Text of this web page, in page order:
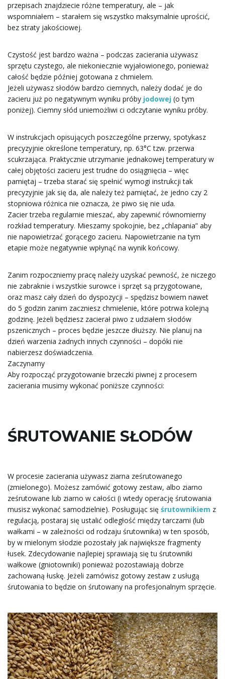
przepisach znajdziecie różne temperatury, ale – jak
wspomniałem – starałem się wszystko maksymalnie uprościć,
bez straty jakościowej.
Czystość jest bardzo ważna – podczas zacierania używasz
sprzętu czystego, ale niekoniecznie wyjałowionego, ponieważ
całość będzie później gotowana z chmielem.
Jeżeli używasz słodów bardzo ciemnych, należy dodać je do
zacieru już po negatywnym wyniku próby jodowej (o tym
poniżej). Ciemny słód uniemożliwi ci odczytanie wyniku próby.
W instrukcjach opisujących poszczególne przerwy, spotykasz
precyzyjnie określone temperatury, np. 63°C tzw. przerwa
scukrzająca. Praktycznie utrzymanie jednakowej temperatury w
całej objętości zacieru jest trudne do osiągnięcia – więc
pamiętaj – trzeba starać się spełnić wymogi instrukcji tak
precyzyjnie jak się da, ale należy też pamiętać, że jedno czy 2
stopniowa różnica nie oznacza, że piwo się nie uda.
Zacier trzeba regularnie mieszać, aby zapewnić równomierny
rozkład temperatury. Mieszamy spokojnie, bez „chlapania” aby
nie napowietrzać gorącego zacieru. Napowietrzanie na tym
etapie może negatywnie wpłynąć na wynik końcowy.
Zanim rozpoczniemy pracę należy uzyskać pewność, że niczego
nie zabraknie i wszystkie surowce i sprzęt są przygotowane,
oraz masz cały dzień do dyspozycji – spędzisz bowiem nawet
do 5 godzin zanim zaczniesz chmielenie, które potrwa kolejną
godzinę. Jeżeli będziesz zacierał piwo z udziałem słodów
pszenicznych – proces będzie jeszcze dłuższy. Nie planuj na
dzień warzenia żadnych innych czynności – dopóki nie
nabierzesz doświadczenia.
Zaczynamy
Aby rozpocząć przygotowanie brzeczki piwnej z procesem
zacierania musimy wykonać poniższe czynności:
ŚRUTOWANIE SŁODÓW
W procesie zacierania używasz ziarna ześrutowanego
(zmielonego). Możesz zamówić gotowy zestaw, albo ziarno
ześrutowane lub ziarno w całości (i wtedy operację śrutowania
musisz wykonać samodzielnie). Posługując się śrutownikiem z
regulacją, postaraj się ustalić odległość między tarczami (lub
wałkami – w zależności od rodzaju śrutownika) w ten sposób,
by w mielonym słodzie pozostały jak największe fragmenty
łusek. Zdecydowanie najlepiej sprawiają się tu śrutowniki
wałkowe (gniotowniki) ponieważ pozostawiają dobrze
zachowaną łuskę. Jeżeli zamówisz gotowy zestaw z usługą
śrutowania to będzie on śrutowany na profesjonalnym sprzęcie.